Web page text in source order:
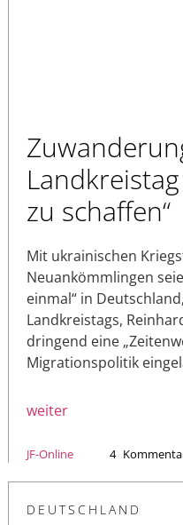
zu schaffen“
Mit ukrainischen
Neuankömmlingen
einmal“ in
Landkreistags,
dringend eine
Migrationspolitik
weiter
JF-Online 4
DEUTSCHLAND